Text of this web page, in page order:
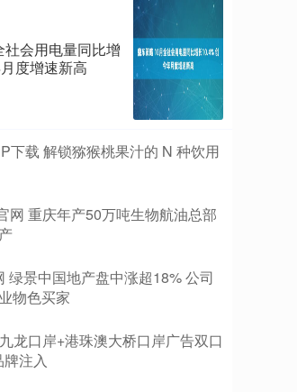
会用电量同比增
度增速新高
下载 解锁猕猴桃果汁的 N 种饮用
网 重庆年产50万吨生物航油总部
绿景中国地产盘中涨超18% 公司
物色买家
龙口岸+港珠澳大桥口岸广告双口
注入